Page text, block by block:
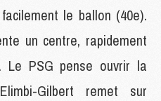
le ballon (40e).
un centre, rapidement
Le PSG pense ouvrir la
Gilbert remet sur